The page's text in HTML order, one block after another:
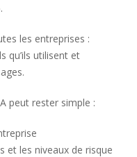
les entreprises :
qu’ils utilisent et
peut rester simple :
et les niveaux de risque